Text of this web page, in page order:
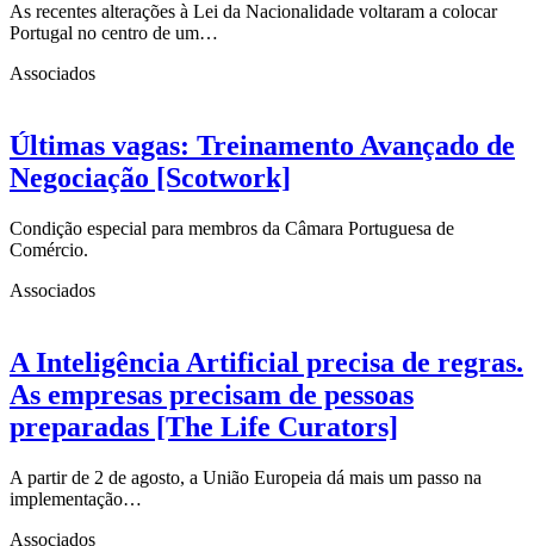
As recentes alterações à Lei da Nacionalidade voltaram a colocar
Portugal no centro de um…
Associados
Últimas vagas: Treinamento Avançado de
Negociação [Scotwork]
Condição especial para membros da Câmara Portuguesa de
Comércio.
Associados
A Inteligência Artificial precisa de regras.
As empresas precisam de pessoas
preparadas [The Life Curators]
A partir de 2 de agosto, a União Europeia dá mais um passo na
implementação…
Associados